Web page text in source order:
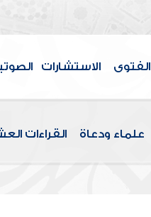
الفتوى الاستشارات
علماء ودعاة القراءات